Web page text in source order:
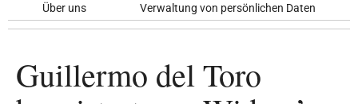
Über uns Verwaltung von persönlichen Daten
Guillermo del Toro